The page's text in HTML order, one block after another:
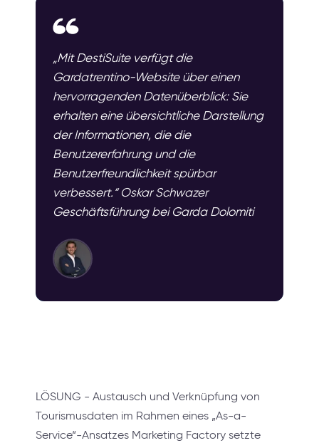
„Mit DestiSuite verfügt die
Gardatrentino-Website über einen
hervorragenden Datenüberblick: Sie
erhalten eine übersichtliche Darstellung
der Informationen, die die
Benutzererfahrung und die
Benutzerfreundlichkeit spürbar
verbessert.“ Oskar Schwazer
Geschäftsführung bei Garda Dolomiti
LÖSUNG - Austausch und Verknüpfung von
Tourismusdaten im Rahmen eines „As-a-
Service“-Ansatzes Marketing Factory setzte